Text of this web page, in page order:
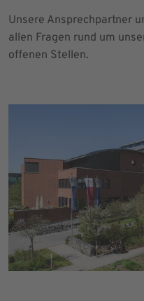
Unsere Ansprechpartner
allen Fragen rund um
offenen Stellen.